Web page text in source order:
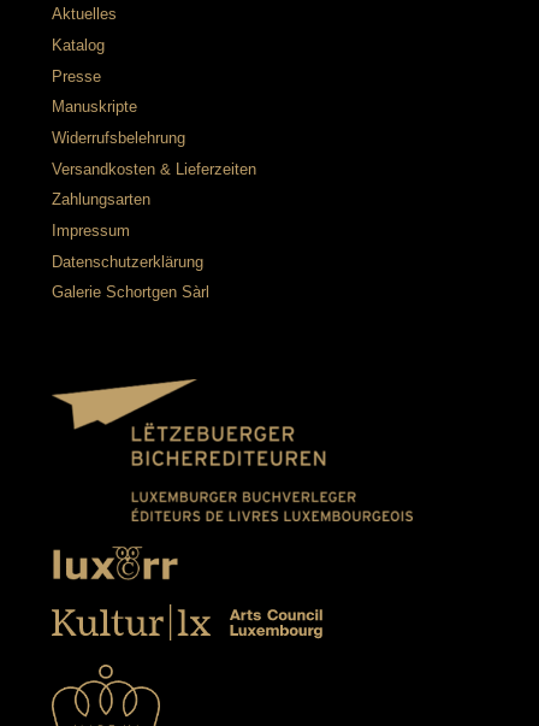
Aktuelles
Katalog
Presse
Manuskripte
Widerrufsbelehrung
Versandkosten & Lieferzeiten
Zahlungsarten
Impressum
Datenschutzerklärung
Galerie Schortgen Sàrl